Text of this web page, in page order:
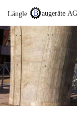
Zum
Inhalt
springen